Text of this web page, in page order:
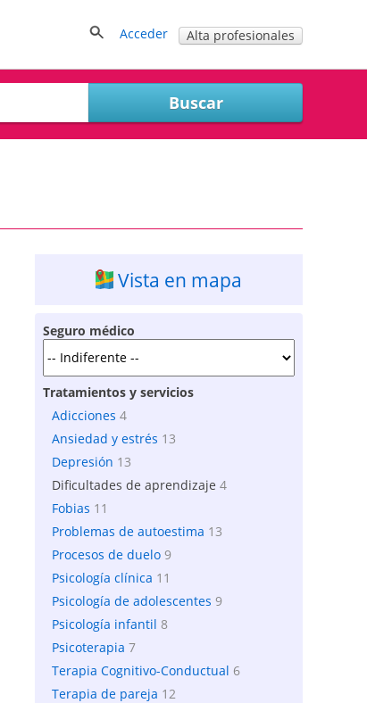
Acceder Alta profesionales
Vista en mapa
Seguro médico
Tratamientos y servicios
Adicciones 4
Ansiedad y estrés 13
Depresión 13
Dificultades de aprendizaje 4
Fobias 11
Problemas de autoestima 13
Procesos de duelo 9
Psicología clínica 11
Psicología de adolescentes 9
Psicología infantil 8
Psicoterapia 7
Terapia Cognitivo-Conductual 6
Terapia de pareja 12